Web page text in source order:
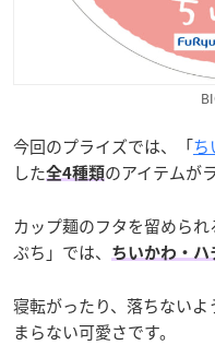
今回のプライズでは、「ち
した全4種類のアイテムが
カップ麺のフタを留めら
ぷち」では、
ちいかわ・ハ
寝転がったり、落ちない
まらない可愛さです。